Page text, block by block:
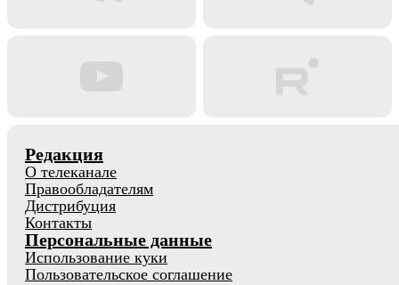
Редакция
О телеканале
Правообладателям
Дистрибуция
Контакты
Персональные данные
Использование куки
Пользовательское соглашение